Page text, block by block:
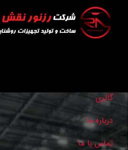
گالری
درباره ما
تماس با ما